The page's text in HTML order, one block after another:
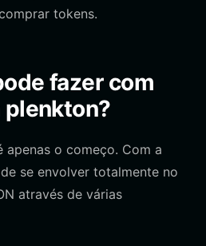
tokens.
fazer com
apenas o começo. Com a
se envolver totalmente no
através de várias